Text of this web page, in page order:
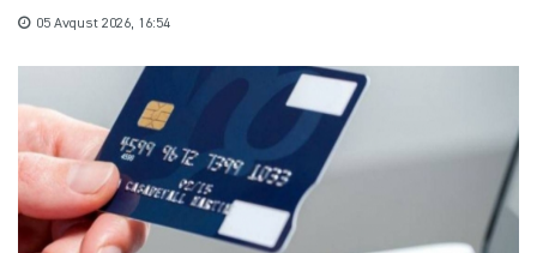
05 Avqust 2026, 16:54